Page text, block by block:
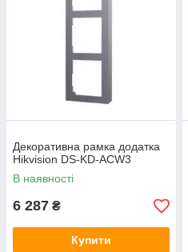
Декоративна рамка додатка
Hikvision DS-KD-ACW3
В наявності
6 287 ₴
Купити